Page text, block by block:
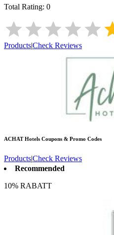
Total Rating: 0
Products|Check Reviews
ACHAT Hotels Coupons & Promo Codes
Products|Check Reviews
Recommended
10% RABATT